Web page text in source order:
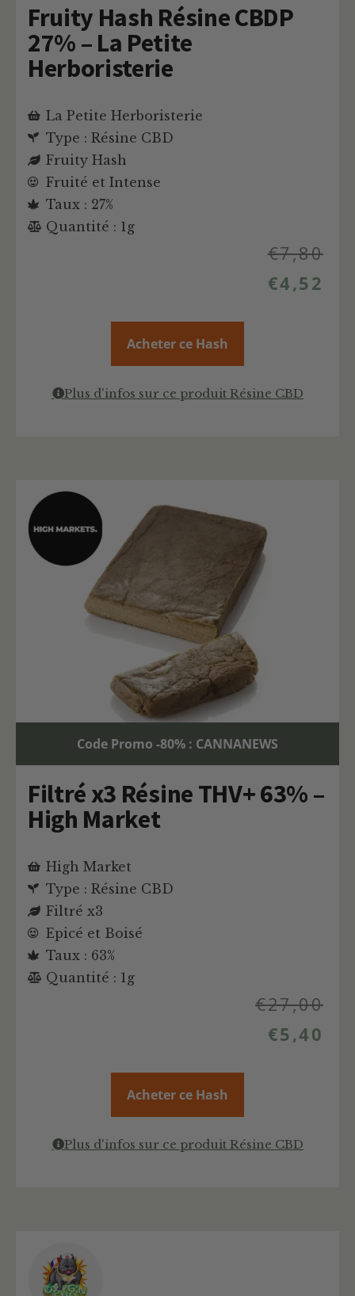
Fruity Hash Résine CBDP
27% – La Petite
Herboristerie
La Petite Herboristerie
Type : Résine CBD
Fruity Hash
Fruité et Intense
Taux : 27%
Quantité : 1g
€7,80
€4,52
Acheter ce Hash
Plus d'infos sur ce produit Résine CBD
Code Promo -80% : CANNANEWS
Filtré x3 Résine THV+ 63% –
High Market
High Market
Type : Résine CBD
Filtré x3
Epicé et Boisé
Taux : 63%
Quantité : 1g
€27,00
€5,40
Acheter ce Hash
Plus d'infos sur ce produit Résine CBD